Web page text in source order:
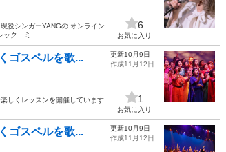
役シンガーYANGの オンライン
ック ミ...
6
お気に入り
ゴスペルを歌...
しくレッスンを開催しています
更新10月9日
作成11月12日
1
お気に入り
ゴスペルを歌...
更新10月9日
作成11月12日